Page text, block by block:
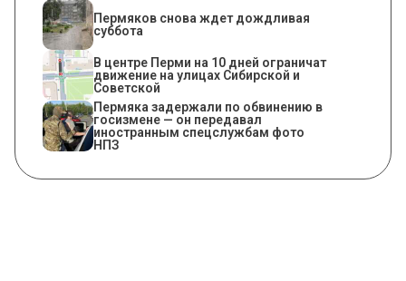
Пермяков снова ждет дождливая
суббота
В центре Перми на 10 дней ограничат
движение на улицах Сибирской и
Советской
Пермяка задержали по обвинению в
госизмене — он передавал
иностранным спецслужбам фото
НПЗ